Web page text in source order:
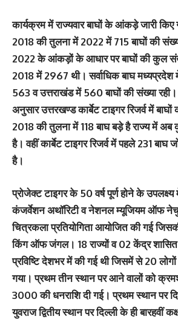
कार्यक्रम में राज्यवार बाघों के आंकड़े जारी किए
2018 की तुलना में 2022 में 715 बाघों की
2022 के आंकड़ों के आधार पर बाघों की कुल
2018 में 2967 थी। सर्वाधिक बाघ
563 व उत्तराखंड में 560 बाघों की संख्या
अनुसार उत्तरखण्ड कार्बेट टाइगर रिजर्व में
2018 की तुलना में 118 बाघ बड़े है राज्य में
है। वहीं कार्बेट टाइगर रिजर्व में पहले 231 बाघ
है।
प्रोजेक्ट टाइगर के 50 वर्ष पूर्ण होने के
कंजर्वेशन अथॉरिटी व नेशनल म्यूजियम ऑफ
चित्रकला प्रतियोगिता आयोजित की गई
किंग ऑफ जंगल। 18 राज्यों व 02 केंद्र
प्रविष्टि देशभर में की गई थी जिसमें से 20
गया। प्रथम तीन स्थान पर आने वालों को
3000 की धनराशि दी गई। प्रथम स्थान पर
युवराज द्वितीय स्थान पर दिल्ली के ही बारहवीं